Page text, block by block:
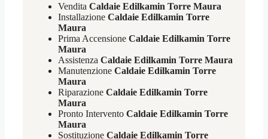
Vendita Caldaie Edilkamin Torre Maura
Installazione Caldaie Edilkamin Torre
Maura
Prima Accensione Caldaie Edilkamin Torre
Maura
Assistenza Caldaie Edilkamin Torre Maura
Manutenzione Caldaie Edilkamin Torre
Maura
Riparazione Caldaie Edilkamin Torre
Maura
Pronto Intervento Caldaie Edilkamin Torre
Maura
Sostituzione Caldaie Edilkamin Torre